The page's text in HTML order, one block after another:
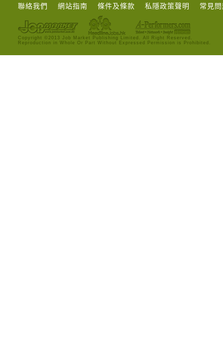
聯絡我們 網站指南 條件及條款 私隱政策聲明 常見
Copyright ©2013 Job Market Publishing Limited. All Right Reserved.
Reproduction in Whole Or Part Without Expressed Permission is Prohibited.